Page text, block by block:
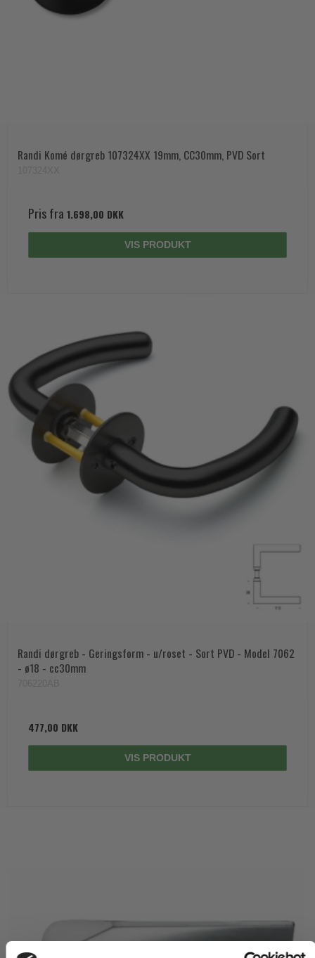
Randi Komé dørgreb 107324XX 19mm, CC30mm, PVD Sort
Pris fra 1.698,00 DKK
VIS PRODUKT
Randi dørgreb - Geringsform - u/roset - Sort PVD - Model 7062
- ø18 - cc30mm
477,00 DKK
VIS PRODUKT